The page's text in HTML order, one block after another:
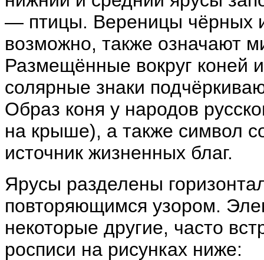
— птицы. Вереницы чёрных
возможно, также означают
Размещённые вокруг коней
солярные знаки
Образ коня у народов
на крыше), а также символ
источник жизненных благ.
Ярусы разделены
повторяющимся узором.
некоторые другие, часто
росписи на рисунках ниже: